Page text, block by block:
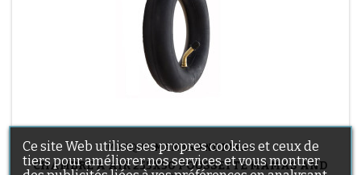
MARQUE:MAMAS AND PAPAS
CHAMBRE À AIR 255X50 POUSSETTE MAMAS AND
Ce site Web utilise ses propres cookies et ceux de
tiers pour améliorer nos services et vous montrer